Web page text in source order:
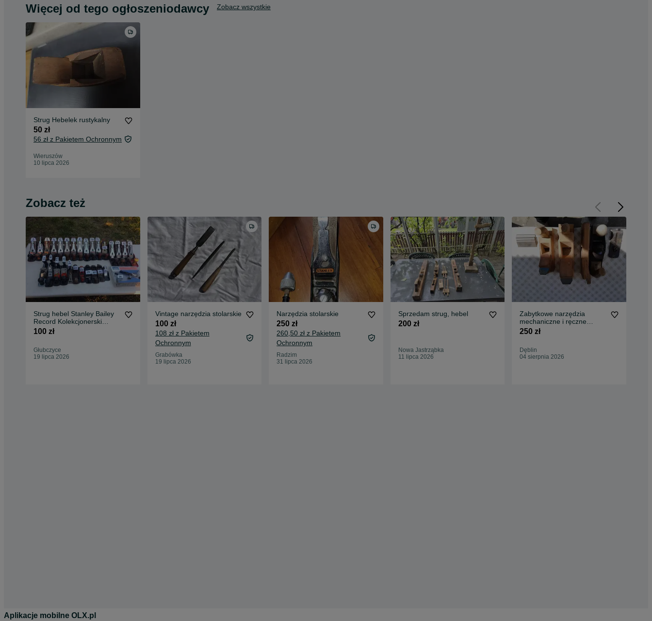
Więcej od tego ogłoszeniodawcy Zobacz wszystkie
Strug Hebelek rustykalny
50 zł
56 zł z Pakietem Ochronnym
Wieruszów
10 lipca 2026
Zobacz też
Strug hebel Stanley Bailey
Record Kolekcjonerski
Antyk Zabytek
100 zł
Głubczyce
19 lipca 2026
Vintage narzędzia stolarskie
100 zł
108 zł z Pakietem
Ochronnym
Grabówka
19 lipca 2026
Narzędzia stolarskie
250 zł
260,50 zł z Pakietem
Ochronnym
Radzim
31 lipca 2026
Sprzedam strug, hebel
200 zł
Nowa Jastrząbka
11 lipca 2026
Zabytkowe narzędzia
mechaniczne i ręczne
stolarskie
250 zł
Dęblin
04 sierpnia 2026
Aplikacje mobilne OLX.pl